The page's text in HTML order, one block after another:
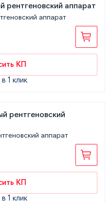
аппарат
КП
1 клик
аппарат
КП
1 клик